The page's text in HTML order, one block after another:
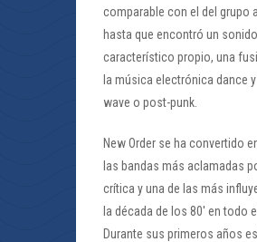
comparable con el del grupo
hasta que encontró un sonido
característico propio, una
la música electrónica dance
wave o post-punk.
New Order se ha convertido
las bandas más aclamadas
crítica y una de las más
la década de los 80′ en todo
Durante sus primeros años